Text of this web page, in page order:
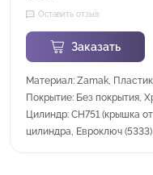
Оставить отзыв
Заказать
Материал: Zamak, Пластик
Покрытие: Без покрытия,
Цилиндр: CH751 (крышка
цилиндра, Евроключ (5333)